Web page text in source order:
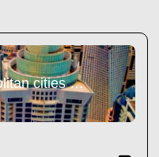
The most cosmopolitan cities of the world